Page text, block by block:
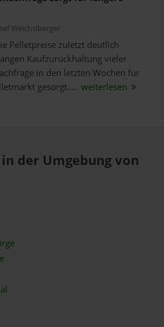
Weichslberger
Pelletpreise zuletzt deutlich
Kaufzurückhaltung vieler
in den letzten Wochen für
gesorgt.... weiterlesen
der Umgebung von